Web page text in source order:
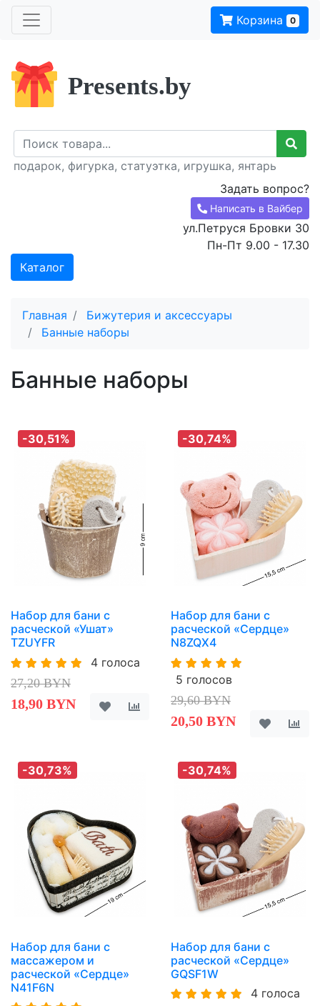
Корзина 0
Presents.by
подарок, фигурка, статуэтка, игрушка, янтарь
Задать вопрос?
Написать в Вайбер
ул.Петруся Бровки 30
Пн-Пт 9.00 - 17.30
Каталог
Главная
Бижутерия и аксессуары
Банные наборы
Банные наборы
-30,51%
Набор для бани с
расческой «Ушат»
TZUYFR
4 голоса
27,20 BYN
18,90 BYN
-30,74%
Набор для бани с
расческой «Сердце»
N8ZQX4
5 голосов
29,60 BYN
20,50 BYN
-30,73%
Набор для бани с
массажером и
расческой «Сердце»
N41F6N
-30,74%
Набор для бани с
расческой «Сердце»
GQSF1W
4 голоса